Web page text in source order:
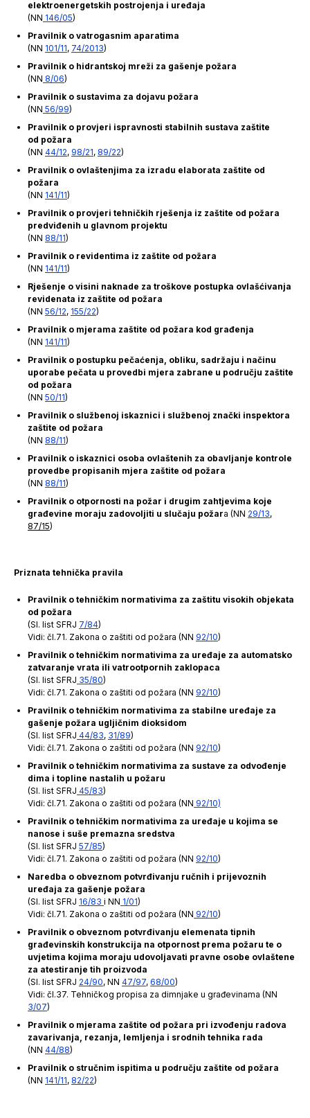
elektroenergetskih postrojenja i uređaja
(NN 146/05)
Pravilnik o vatrogasnim aparatima
(NN 101/11, 74/2013)
Pravilnik o hidrantskoj mreži za gašenje požara
(NN 8/06)
Pravilnik o sustavima za dojavu požara
(NN 56/99)
Pravilnik o provjeri ispravnosti stabilnih sustava zaštite
od požara
(NN 44/12, 98/21, 89/22)
Pravilnik o ovlaštenjima za izradu elaborata zaštite od
požara
(NN 141/11)
Pravilnik o provjeri tehničkih rješenja iz zaštite od požara
predviđenih u glavnom projektu
(NN 88/11)
Pravilnik o revidentima iz zaštite od požara
(NN 141/11)
Rješenje o visini naknade za troškove postupka ovlašćivanja
revidenata iz zaštite od požara
(NN 56/12, 155/22)
Pravilnik o mjerama zaštite od požara kod građenja
(NN 141/11)
Pravilnik o postupku pečaćenja, obliku, sadržaju i načinu
uporabe pečata u provedbi mjera zabrane u području zaštite
od požara
(NN 50/11)
Pravilnik o službenoj iskaznici i službenoj znački inspektora
zaštite od požara
(NN 88/11)
Pravilnik o iskaznici osoba ovlaštenih za obavljanje kontrole
provedbe propisanih mjera zaštite od požara
(NN 88/11)
Pravilnik o otpornosti na požar i drugim zahtjevima koje
građevine moraju zadovoljiti u slučaju požara (NN 29/13,
87/15)
Priznata tehnička pravila
Pravilnik o tehničkim normativima za zaštitu visokih objekata
od požara
(Sl. list SFRJ 7/84)
Vidi: čl.71. Zakona o zaštiti od požara (NN 92/10)
Pravilnik o tehničkim normativima za uređaje za automatsko
zatvaranje vrata ili vatrootpornih zaklopaca
(Sl. list SFRJ 35/80)
Vidi: čl.71. Zakona o zaštiti od požara (NN 92/10)
Pravilnik o tehničkim normativima za stabilne uređaje za
gašenje požara ugljičnim dioksidom
(Sl. list SFRJ 44/83, 31/89)
Vidi: čl.71. Zakona o zaštiti od požara (NN 92/10)
Pravilnik o tehničkim normativima za sustave za odvođenje
dima i topline nastalih u požaru
(Sl. list SFRJ 45/83)
Vidi: čl.71. Zakona o zaštiti od požara (NN 92/10)
Pravilnik o tehničkim normativima za uređaje u kojima se
nanose i suše premazna sredstva
(Sl. list SFRJ 57/85)
Vidi: čl.71. Zakona o zaštiti od požara (NN 92/10)
Naredba o obveznom potvrđivanju ručnih i prijevoznih
uređaja za gašenje požara
(Sl. list SFRJ 16/83 i NN 1/01)
Vidi: čl.71. Zakona o zaštiti od požara (NN 92/10)
Pravilnik o obveznom potvrđivanju elemenata tipnih
građevinskih konstrukcija na otpornost prema požaru te o
uvjetima kojima moraju udovoljavati pravne osobe ovlaštene
za atestiranje tih proizvoda
(Sl. list SFRJ 24/90, NN 47/97, 68/00)
Vidi: čl.37. Tehničkog propisa za dimnjake u građevinama (NN
3/07)
Pravilnik o mjerama zaštite od požara pri izvođenju radova
zavarivanja, rezanja, lemljenja i srodnih tehnika rada
(NN 44/88)
Pravilnik o stručnim ispitima u području zaštite od požara
(NN 141/11, 82/22)